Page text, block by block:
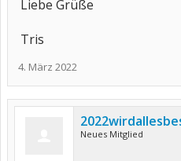
Liebe Grüße
Tris
4. März 2022
Neues Mitglied